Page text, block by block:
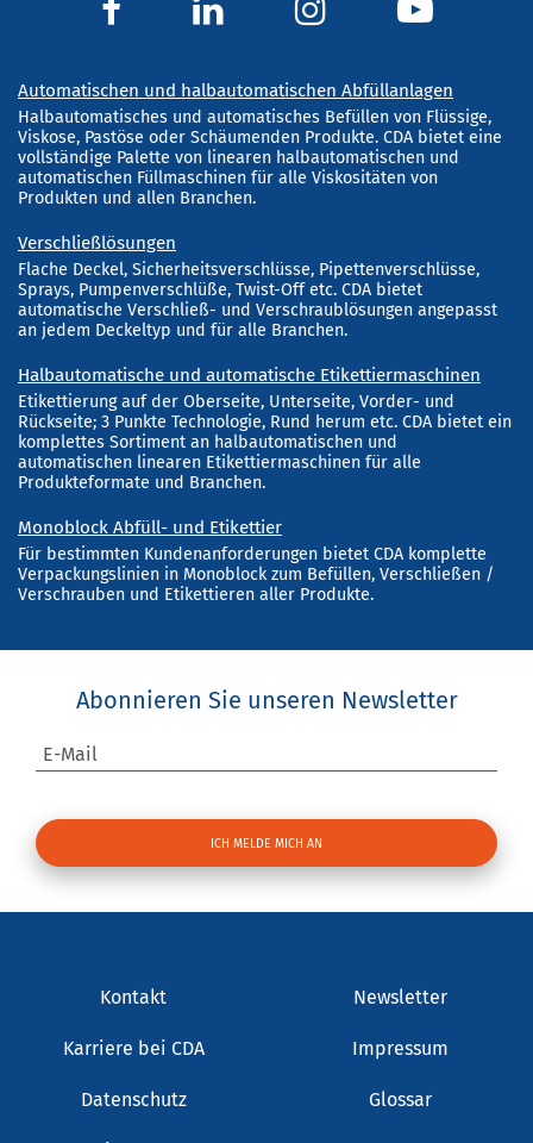
Automatischen und halbautomatischen Abfüllanlagen
Halbautomatisches und automatisches Befüllen von Flüssige,
Viskose, Pastöse oder Schäumenden Produkte. CDA bietet eine
vollständige Palette von linearen halbautomatischen und
automatischen Füllmaschinen für alle Viskositäten von
Produkten und allen Branchen.
Verschließlösungen
Flache Deckel, Sicherheitsverschlüsse, Pipettenverschlüsse,
Sprays, Pumpenverschlüße, Twist-Off etc. CDA bietet
automatische Verschließ- und Verschraublösungen angepasst
an jedem Deckeltyp und für alle Branchen.
Halbautomatische und automatische Etikettiermaschinen
Etikettierung auf der Oberseite, Unterseite, Vorder- und
Rückseite; 3 Punkte Technologie, Rund herum etc. CDA bietet ein
komplettes Sortiment an halbautomatischen und
automatischen linearen Etikettiermaschinen für alle
Produkteformate und Branchen.
Monoblock Abfüll- und Etikettier
Für bestimmten Kundenanforderungen bietet CDA komplette
Verpackungslinien in Monoblock zum Befüllen, Verschließen /
Verschrauben und Etikettieren aller Produkte.
Abonnieren Sie unseren Newsletter
E-Mail
Kontakt Newsletter
Karriere bei CDA Impressum
Datenschutz Glossar